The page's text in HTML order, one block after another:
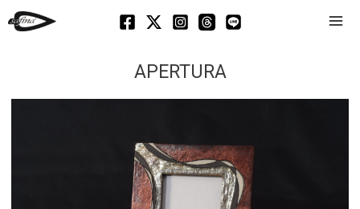
APERTURA